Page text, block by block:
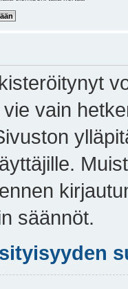
vain
säännöt.